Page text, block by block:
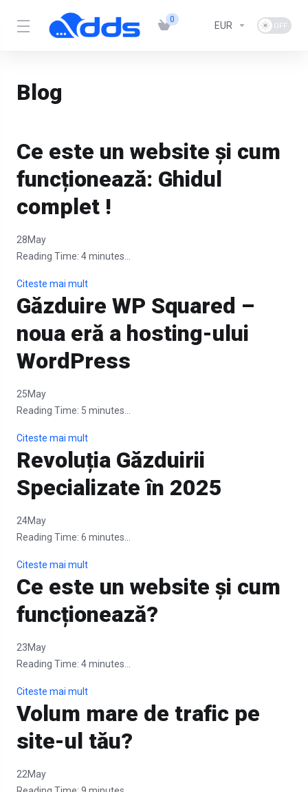
0
EUR
Blog
Ce este un website și cum
funcționează: Ghidul
complet !
28May
Reading Time: 4minutes...
Citeste mai mult
Găzduire WP Squared –
noua eră a hosting-ului
WordPress
25May
Reading Time: 5 minutes...
Citeste mai mult
Revoluția Găzduirii
Specializate în 2025
24May
Reading Time: 6 minutes...
Citeste mai mult
Ce este un website și cum
funcționează?
23May
Reading Time: 4minutes...
Citeste mai mult
Volum mare de trafic pe
site-ul tău?
22May